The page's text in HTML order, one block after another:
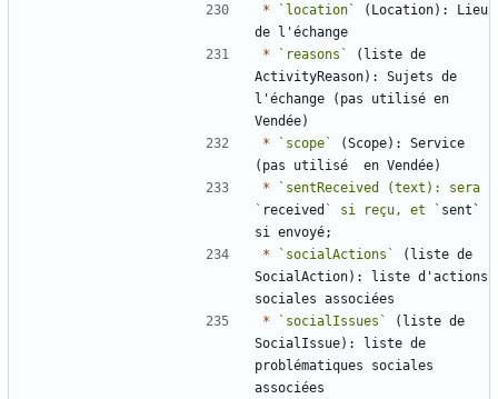
*
`location`
(Location): Lieu
*
`reasons`
(liste de
ActivityReason): Sujets de
l'échange (pas utilisé en
*
`scope`
(Scope): Service
*
`sentReceived (text): sera
` received ` si reçu, et ` sent`
*
`socialActions`
(liste de
SocialAction): liste d'actions
*
`socialIssues`
(liste de
SocialIssue): liste de
problématiques sociales